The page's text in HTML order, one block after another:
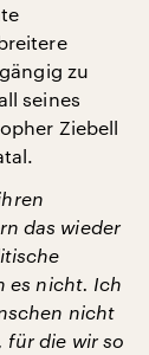
zu
seines
Ziebell
das wieder
es nicht. Ich
nicht
für die wir so